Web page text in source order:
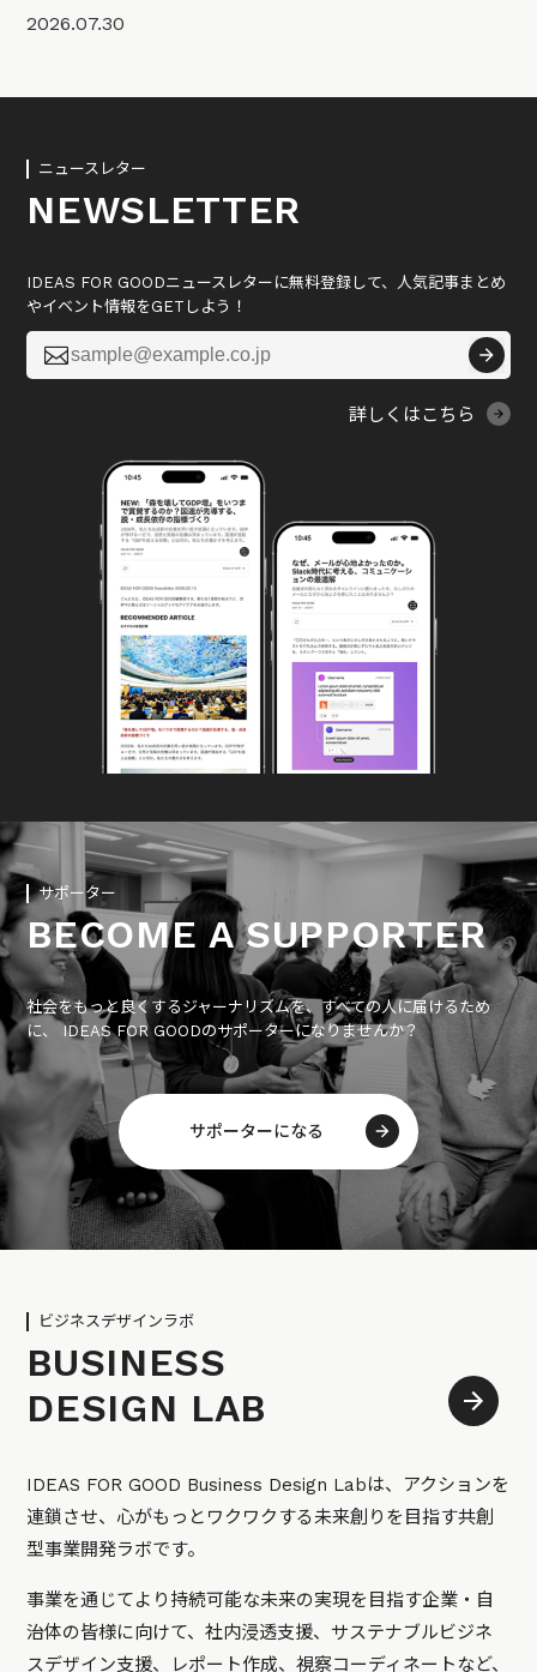
2026.07.30
ニュースレター
NEWSLETTER
IDEAS FOR GOODニュースレターに無料登録して、人気記事まとめ
やイベント情報をGETしよう！

詳しくはこちら
サポーター
BECOME A SUPPORTER
社会をもっと良くするジャーナリズムを、すべての人に届けるため
に、 IDEAS FOR GOODのサポーターになりませんか？
サポーターになる
ビジネスデザインラボ
BUSINESS
DESIGN LAB
IDEAS FOR GOOD Business Design Labは、アクションを
連鎖させ、心がもっとワクワクする未来創りを目指す共創
型事業開発ラボです。
事業を通じてより持続可能な未来の実現を目指す企業・自
治体の皆様に向けて、社内浸透支援、サステナブルビジネ
スデザイン支援、レポート作成、視察コーディネートなど、